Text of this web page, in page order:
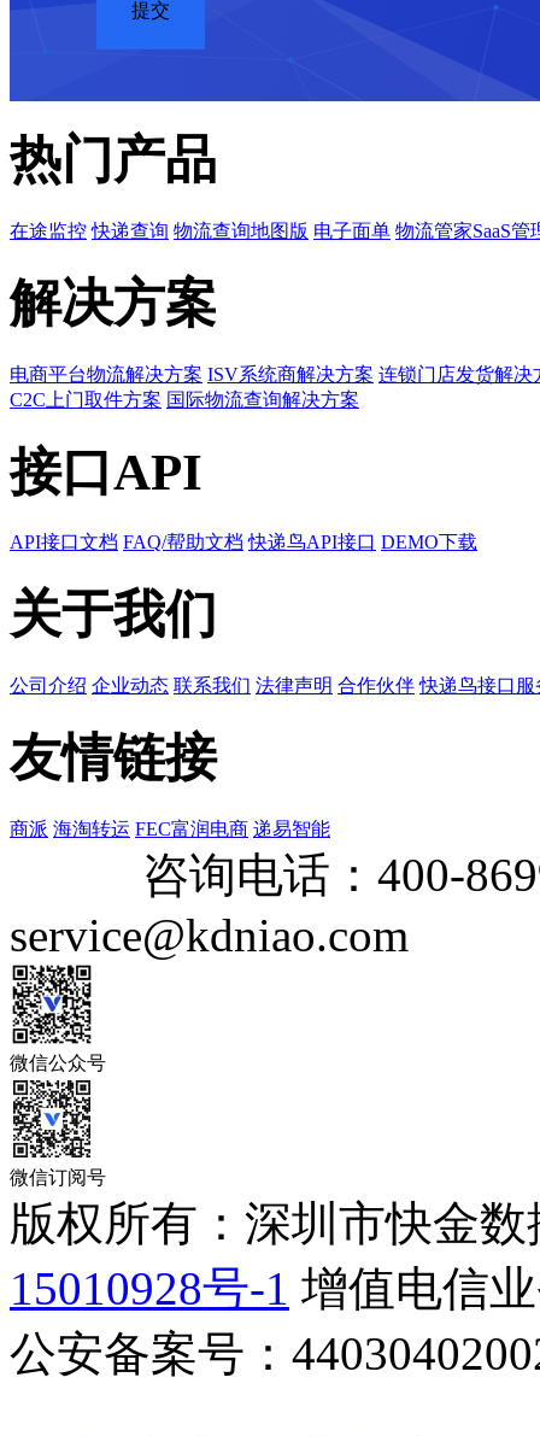
热门产品
在途监控 快递查询 物流查询地图版 电子面单 物流管家SaaS管
解决方案
电商平台物流解决方案 ISV系统商解决方案 连锁门店发货解决
C2C上门取件方案 国际物流查询解决方案
接口API
API接口文档 FAQ/帮助文档 快递鸟API接口 DEMO下载
关于我们
公司介绍 企业动态 联系我们 法律声明 合作伙伴 快递鸟接口服
友情链接
商派 海淘转运 FEC富润电商 递易智能
咨询电话： 400-
service@kdniao.com
微信公众号
微信订阅号
版权所有：深圳市快金
15010928号-1 增值电信
公安备案号：